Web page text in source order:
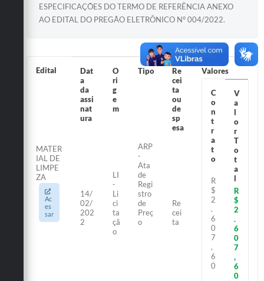
ESPECIFICAÇÕES DO TERMO DE REFERÊNCIA ANEXO
AO EDITAL DO PREGÃO ELETRÔNICO N° 004/2022.
Edital
MATER
IAL DE
LIMPE
ZA
Ac
es
sar
Dat
a
da
assi
nat
ura
14/
02/
202
2
O
ri
g
e
m
LI
-
Li
ci
ta
çã
o
Tipo
ARP
-
Ata
de
Regi
stro
de
Preç
o
Re
cei
ta
ou
de
sp
esa
Re
cei
ta
Valores
C
o
n
t
r
a
t
o
R
$
2
.
6
0
7
,
6
0
V
a
l
o
r
T
o
t
a
l
R
$
2
.
6
0
7
,
6
0